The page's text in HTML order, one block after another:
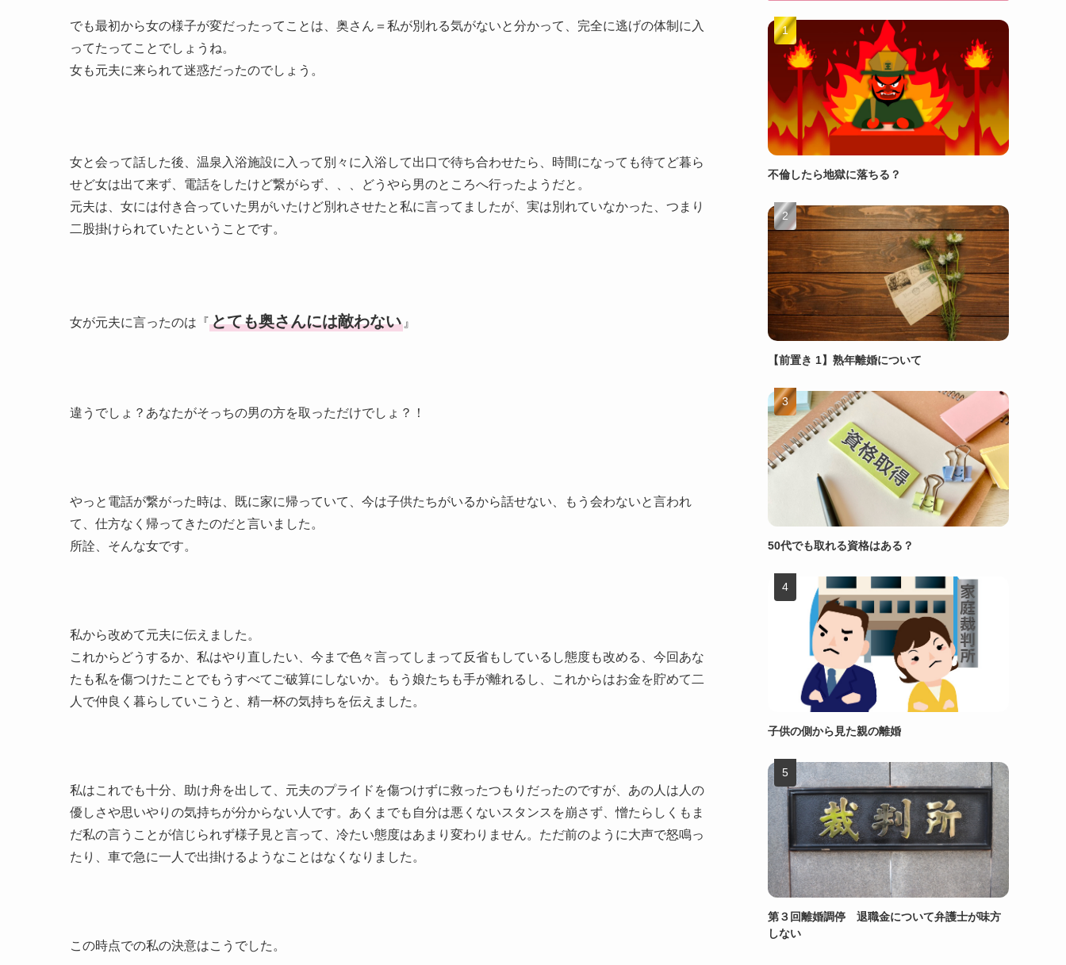
でも最初から女の様子が変だったってことは、奥さん＝私が別れる気がないと分かって、完全に逃げの体制に入
ってたってことでしょうね。
女も元夫に来られて迷惑だったのでしょう。
女と会って話した後、温泉入浴施設に入って別々に入浴して出口で待ち合わせたら、時間になっても待てど暮ら
せど女は出て来ず、電話をしたけど繋がらず、、、どうやら男のところへ行ったようだと。
元夫は、女には付き合っていた男がいたけど別れさせたと私に言ってましたが、実は別れていなかった、つまり
二股掛けられていたということです。
女が元夫に言ったのは『とても奥さんには敵わない 』
違うでしょ？あなたがそっちの男の方を取っただけでしょ？！
やっと電話が繋がった時は、既に家に帰っていて、今は子供たちがいるから話せない、もう会わないと言われ
て、仕方なく帰ってきたのだと言いました。
所詮、そんな女です。
私から改めて元夫に伝えました。
これからどうするか、私はやり直したい、今まで色々言ってしまって反省もしているし態度も改める、今回あな
たも私を傷つけたことでもうすべてご破算にしないか。もう娘たちも手が離れるし、これからはお金を貯めて二
人で仲良く暮らしていこうと、精一杯の気持ちを伝えました。
私はこれでも十分、助け舟を出して、元夫のプライドを傷つけずに救ったつもりだったのですが、あの人は人の
優しさや思いやりの気持ちが分からない人です。あくまでも自分は悪くないスタンスを崩さず、憎たらしくもま
だ私の言うことが信じられず様子見と言って、冷たい態度はあまり変わりません。ただ前のように大声で怒鳴っ
たり、車で急に一人で出掛けるようなことはなくなりました。
この時点での私の決意はこうでした。
不倫したら地獄に落ちる？
【前置き 1】熟年離婚について
50代でも取れる資格はある？
子供の側から見た親の離婚
第３回離婚調停 退職金について弁護士が味方
しない